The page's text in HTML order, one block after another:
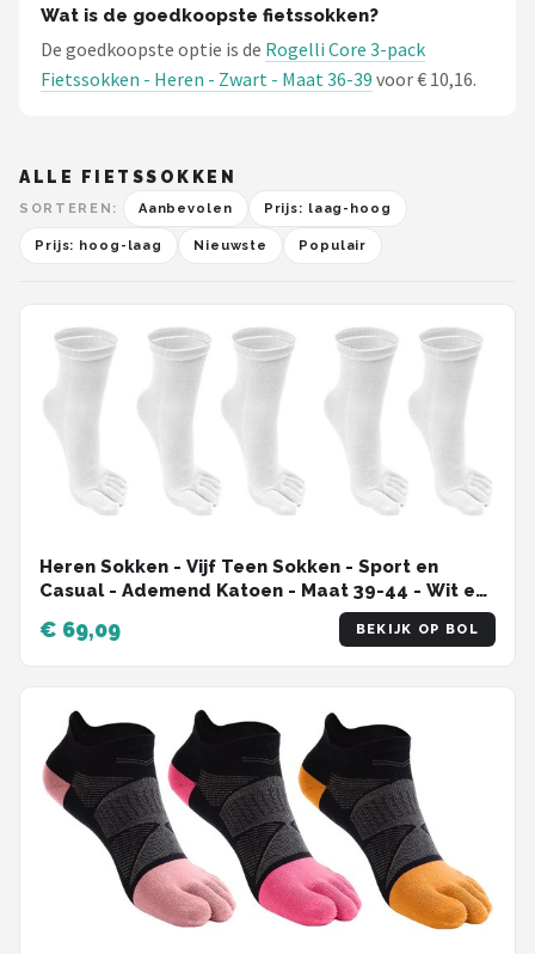
Wat is de goedkoopste fietssokken?
De goedkoopste optie is de Rogelli Core 3-pack
Fietssokken - Heren - Zwart - Maat 36-39 voor € 10,16.
ALLE FIETSSOKKEN
SORTEREN: Aanbevolen Prijs: laag-hoog
Prijs: hoog-laag Nieuwste Populair
Heren Sokken - Vijf Teen Sokken - Sport en
Casual - Ademend Katoen - Maat 39-44 - Wit en
€ 69,09 BEKIJK OP BOL